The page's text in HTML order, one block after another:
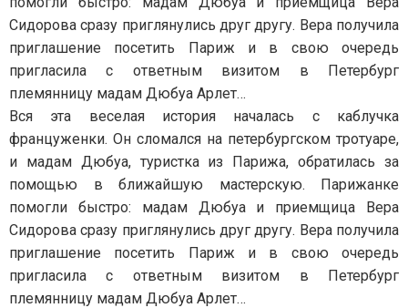
Сидорова сразу приглянулись друг другу. Вера получила
приглашение посетить Париж и в свою очередь
пригласила с ответным визитом в Петербург
племянницу мадам Дюбуа Арлет…
Вся эта веселая история началась с каблучка
француженки. Он сломался на петербургском тротуаре,
и мадам Дюбуа, туристка из Парижа, обратилась за
помощью в ближайшую мастерскую. Парижанке
помогли быстро: мадам Дюбуа и приемщица Вера
Сидорова сразу приглянулись друг другу. Вера получила
приглашение посетить Париж и в свою очередь
пригласила с ответным визитом в Петербург
племянницу мадам Дюбуа Арлет…